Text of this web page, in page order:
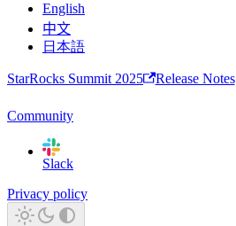
English
中文
日本語
StarRocks Summit 2025 Release Notes
Community
Slack
Privacy policy